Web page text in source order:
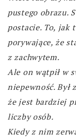
pustego obrazu.
postacie. To, jak
porywające, że
z zachwytem.
Ale on wątpił w
niepewność. Był
że jest bardziej
liczby osób.
Kiedy z nim